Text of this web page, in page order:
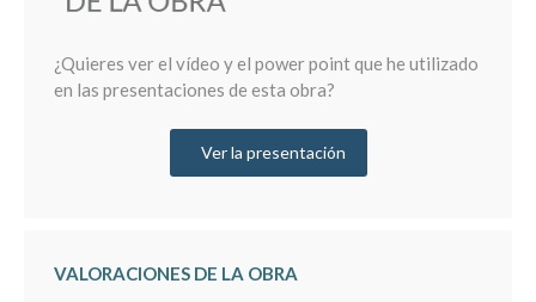
¿Quieres ver el vídeo y el power point que he utilizado
en las presentaciones de esta obra?
Ver la presentación
VALORACIONES DE LA OBRA